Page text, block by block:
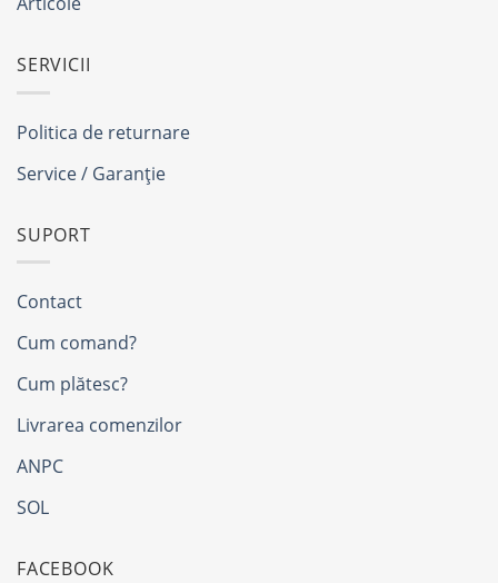
SERVICII
Politica de returnare
Service / Garanție
SUPORT
Contact
Cum comand?
Cum plătesc?
Livrarea comenzilor
ANPC
SOL
FACEBOOK